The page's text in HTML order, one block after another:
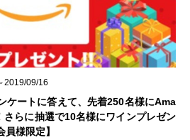
2019/09/16
ケートに答えて、先着250名様にAma
らに抽選で10名様にワインプレゼン
様限定】